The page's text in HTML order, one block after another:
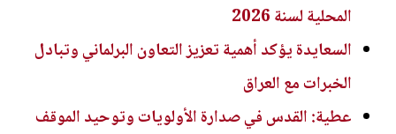
المحلية لسنة 2026
السعايدة يؤكد أهمية تعزيز التعاون البرلماني وتبادل
الخبرات مع العراق
عطية: القدس في صدارة الأولويات وتوحيد الموقف